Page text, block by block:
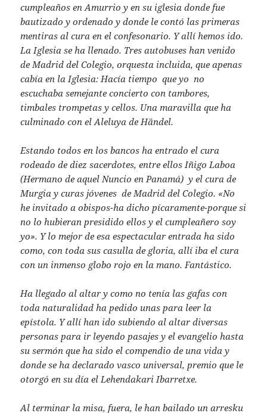
cumpleaños en Amurrio y en su iglesia donde fue
bautizado y ordenado y donde le contó las primeras
mentiras al cura en el confesonario. Y allí hemos ido.
La Iglesia se ha llenado. Tres autobuses han venido
de Madrid del Colegio, orquesta incluida, que apenas
cabía en la Iglesia: Hacía tiempo que yo no
escuchaba semejante concierto con tambores,
timbales trompetas y cellos. Una maravilla que ha
culminado con el Aleluya de Händel.
Estando todos en los bancos ha entrado el cura
rodeado de diez sacerdotes, entre ellos Iñigo Laboa
(Hermano de aquel Nuncio en Panamá) y el cura de
Murgia y curas jóvenes de Madrid del Colegio. «No
he invitado a obispos-ha dicho pícaramente-porque si
no lo hubieran presidido ellos y el cumpleañero soy
yo». Y lo mejor de esa espectacular entrada ha sido
como, con toda sus casulla de gloria, allí iba el cura
con un inmenso globo rojo en la mano. Fantástico.
Ha llegado al altar y como no tenía las gafas con
toda naturalidad ha pedido unas para leer la
epístola. Y allí han ido subiendo al altar diversas
personas para ir leyendo pasajes y el evangelio hasta
su sermón que ha sido el compendio de una vida y
donde se ha declarado vasco universal, premio que le
otorgó en su día el Lehendakari Ibarretxe.
Al terminar la misa, fuera, le han bailado un arresku